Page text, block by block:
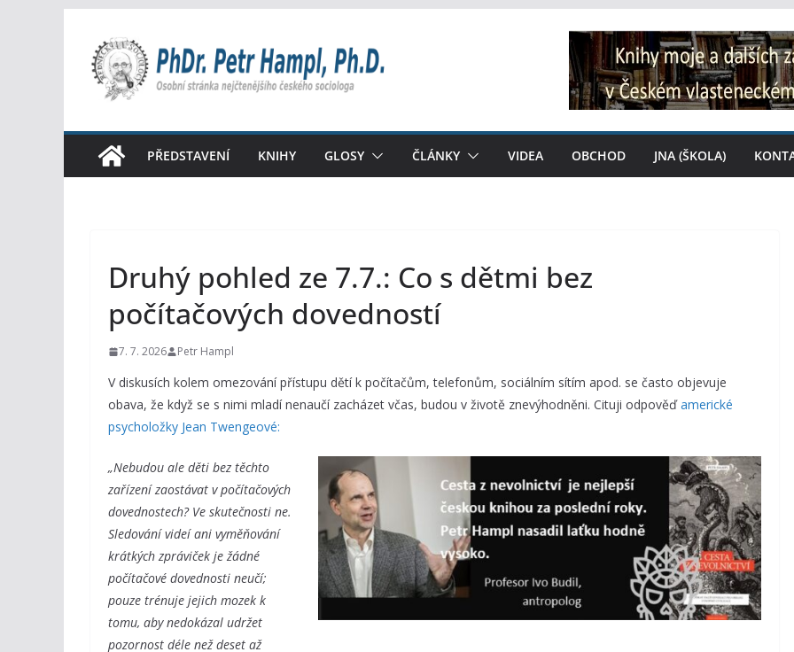
obsah
PŘEDSTAVENÍ KNIHY GLOSY ČLÁNKY VIDEA OBCHOD JNA (ŠKOLA)
Druhý pohled ze 7.7.: Co s dětmi bez
počítačových dovedností
7. 7. 2026 Petr Hampl
V diskusích kolem omezování přístupu dětí k počítačům, telefonům, sociálním sítím apod. se často objevuje
obava, že když se s nimi mladí nenaučí zacházet včas, budou v životě znevýhodněni. Cituji odpověďamerické
psycholožky Jean Twengeové:
„Nebudou ale děti bez těchto
zařízení zaostávat v počítačových
dovednostech? Ve skutečnosti ne.
Sledování videí ani vyměňování
krátkých zpráviček je žádné
počítačové dovednosti neučí;
pouze trénuje jejich mozek k
tomu, aby nedokázal udržet
pozornost déle než deset až